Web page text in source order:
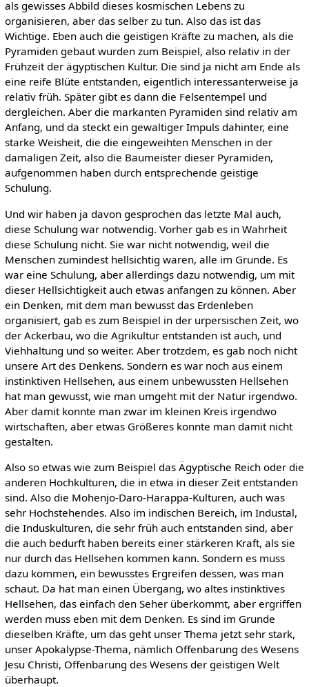
als gewisses Abbild dieses kosmischen Lebens zu
organisieren, aber das selber zu tun. Also das ist das
Wichtige. Eben auch die geistigen Kräfte zu machen, als die
Pyramiden gebaut wurden zum Beispiel, also relativ in der
Frühzeit der ägyptischen Kultur. Die sind ja nicht am Ende als
eine reife Blüte entstanden, eigentlich interessanterweise ja
relativ früh. Später gibt es dann die Felsentempel und
dergleichen. Aber die markanten Pyramiden sind relativ am
Anfang, und da steckt ein gewaltiger Impuls dahinter, eine
starke Weisheit, die die eingeweihten Menschen in der
damaligen Zeit, also die Baumeister dieser Pyramiden,
aufgenommen haben durch entsprechende geistige
Schulung.
Und wir haben ja davon gesprochen das letzte Mal auch,
diese Schulung war notwendig. Vorher gab es in Wahrheit
diese Schulung nicht. Sie war nicht notwendig, weil die
Menschen zumindest hellsichtig waren, alle im Grunde. Es
war eine Schulung, aber allerdings dazu notwendig, um mit
dieser Hellsichtigkeit auch etwas anfangen zu können. Aber
ein Denken, mit dem man bewusst das Erdenleben
organisiert, gab es zum Beispiel in der urpersischen Zeit, wo
der Ackerbau, wo die Agrikultur entstanden ist auch, und
Viehhaltung und so weiter. Aber trotzdem, es gab noch nicht
unsere Art des Denkens. Sondern es war noch aus einem
instinktiven Hellsehen, aus einem unbewussten Hellsehen
hat man gewusst, wie man umgeht mit der Natur irgendwo.
Aber damit konnte man zwar im kleinen Kreis irgendwo
wirtschaften, aber etwas Größeres konnte man damit nicht
gestalten.
Also so etwas wie zum Beispiel das Ägyptische Reich oder die
anderen Hochkulturen, die in etwa in dieser Zeit entstanden
sind. Also die Mohenjo-Daro-Harappa-Kulturen, auch was
sehr Hochstehendes. Also im indischen Bereich, im Industal,
die Induskulturen, die sehr früh auch entstanden sind, aber
die auch bedurft haben bereits einer stärkeren Kraft, als sie
nur durch das Hellsehen kommen kann. Sondern es muss
dazu kommen, ein bewusstes Ergreifen dessen, was man
schaut. Da hat man einen Übergang, wo altes instinktives
Hellsehen, das einfach den Seher überkommt, aber ergriffen
werden muss eben mit dem Denken. Es sind im Grunde
dieselben Kräfte, um das geht unser Thema jetzt sehr stark,
unser Apokalypse-Thema, nämlich Offenbarung des Wesens
Jesu Christi, Offenbarung des Wesens der geistigen Welt
überhaupt.